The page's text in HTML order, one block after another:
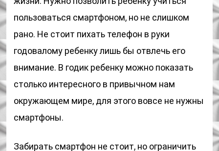
пользоваться смартфоном, но не слишком
рано. Не стоит пихать телефон в руки
годовалому ребенку лишь бы отвлечь его
внимание. В годик ребенку можно показать
столько интересного в привычном нам
окружающем мире, для этого вовсе не нужны
смартфоны.
Забирать смартфон не стоит, но ограничить